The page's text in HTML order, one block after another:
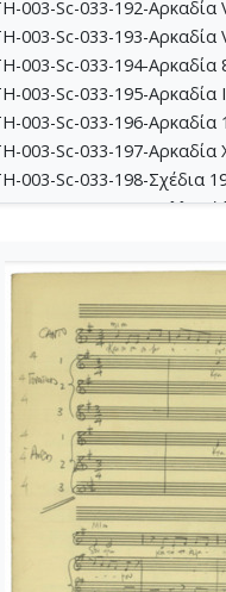
003-Sc-033-192-Αρκαδία
003-Sc-033-193-
003-Sc-033-194-Αρκαδία
003-Sc-033-195-Αρκαδία
003-Sc-033-196-Αρκαδία
003-Sc-033-197-Αρκαδία
003-Sc-033-198-Σχέδια
003-Sc-034-199-
003-Sc-034-201-Τρία
003-Sc-034-203-
003-Sc-034-204-
003-Sc-034-205-Biribi
003-Sc-034-206-Etat de
003-Sc-034-207-
003-Sc-035-208-Canto
003-Sc-035-209-Jacob
003-Sc-035-210-Suteska
003-Sc-035-211-
003-Sc-036-212-